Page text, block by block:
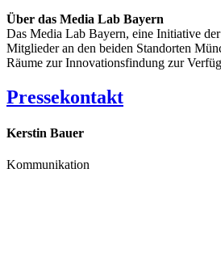
Über das Media Lab Bayern
Das Media Lab Bayern, eine Initiative
Mitglieder an den beiden Standorten
Räume zur Innovationsfindung zur
Pressekontakt
Kerstin Bauer
Kommunikation